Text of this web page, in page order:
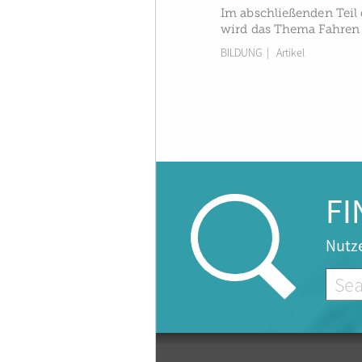
Im abschließenden Teil
wird das Thema
BILDUNG | Artikel